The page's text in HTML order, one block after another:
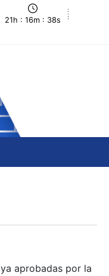
21h : 16m : 39s
ya aprobadas por la